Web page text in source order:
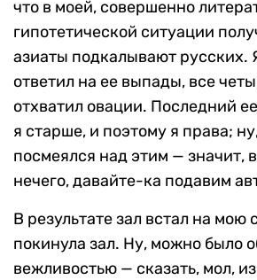
что в моей, совершенно
гипотетической ситуации
азиаты подкалывают русских.
ответил на ее выпады, все
отхватил овации. Последний
я старше, и поэтому я права;
посмеялся над этим — значит,
нечего, давайте-ка подавим
В результате зал встал на мою
покинула зал. Ну, можно было
вежливостью — сказать, мол,